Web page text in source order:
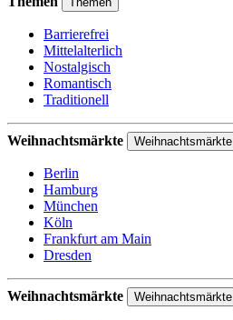
Barrierefrei
Mittelalterlich
Nostalgisch
Romantisch
Traditionell
Weihnachtsmärkte Weihnachtsmärkte
Berlin
Hamburg
München
Köln
Frankfurt am Main
Dresden
Weihnachtsmärkte Weihnachtsmärkte